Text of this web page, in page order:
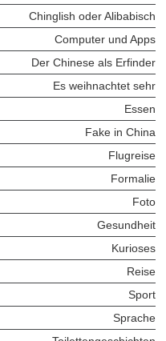
Chinglish oder Alibabisch
Computer und Apps
Der Chinese als Erfinder
Es weihnachtet sehr
Essen
Fake in China
Flugreise
Formalie
Foto
Gesundheit
Kurioses
Reise
Sport
Sprache